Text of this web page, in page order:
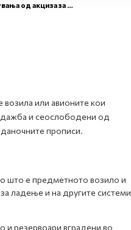
акциза за енергенти
возила или авионите кои
и сеослободени од
прописи.
што е предметното возило и
ладење и на другите системи
и резервоари вградени во